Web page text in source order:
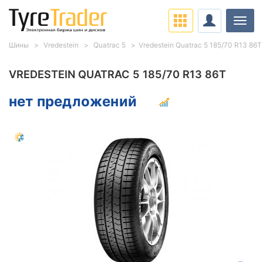
VREDESTEIN QUATRAC 5 185/70 R13 86T
нет предложений
Шины Vredestein Quatrac 5 Vredestein Quatrac 5 185/70 R13 86T